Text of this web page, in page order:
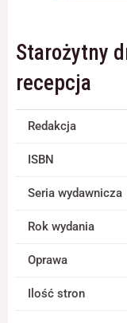
Starożytny
recepcja
Redakcja
ISBN
Seria wydawnicza
Rok wydania
Oprawa
Ilość stron